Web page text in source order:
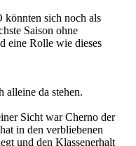
könnten sich noch als
Saison ohne
eine Rolle wie dieses
alleine da stehen.
Sicht war Cherno der
in den verbliebenen
und den Klassenerhalt